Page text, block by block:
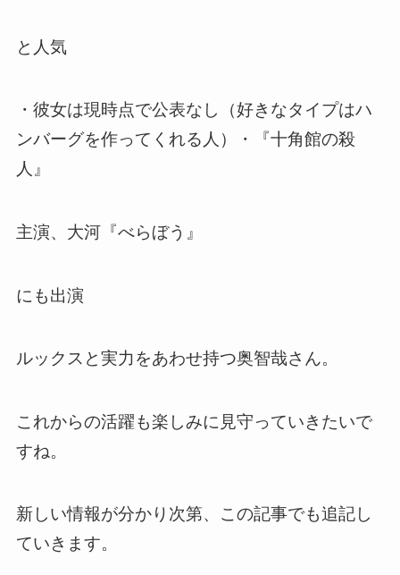
と人気
・彼女は現時点で公表なし（好きなタイプはハ
ンバーグを作ってくれる人）・『十角館の殺
人』
主演、大河『べらぼう』
にも出演
ルックスと実力をあわせ持つ奥智哉さん。
これからの活躍も楽しみに見守っていきたいで
すね。
新しい情報が分かり次第、この記事でも追記し
ていきます。